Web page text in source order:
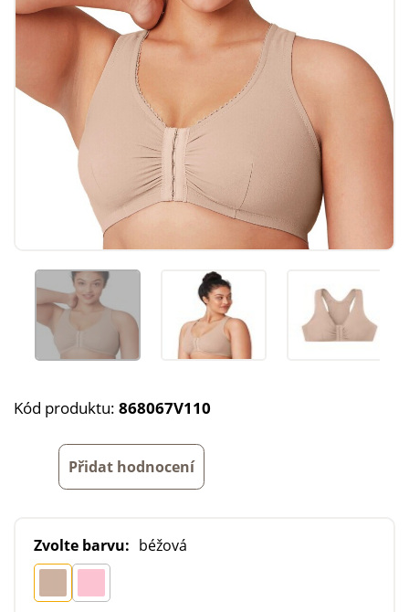
Kód produktu: 868067V110
Přidat hodnocení
Zvolte barvu: béžová